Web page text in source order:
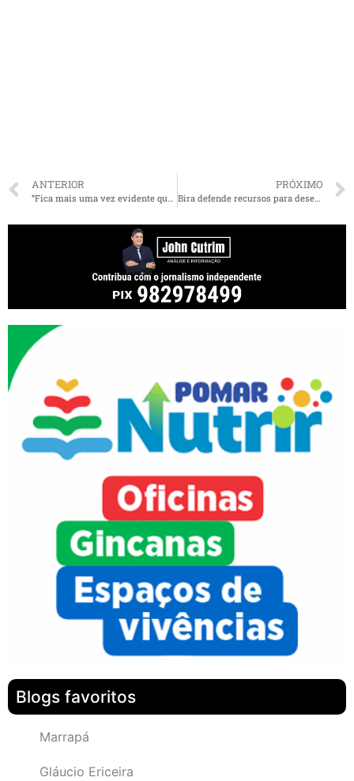
ANTERIOR
“Fica mais uma vez evidente que planejamento não é o forte desse governo”, diz Dino sobre atraso da chegada da vacina no MA
PRÓXIMO
Bira defende recursos para desenvolvimento da ciência no Brasil
Blogs favoritos
Marrapá
Gláucio Ericeira